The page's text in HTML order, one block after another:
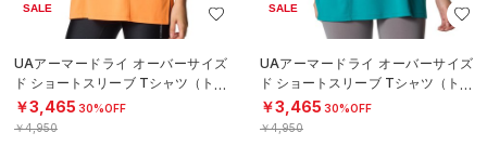
SALE
UAアーマードライ オーバーサイズ
ド ショートスリーブ Tシャツ（トレ
ーニング/WOMEN）
￥3,465 30%OFF
￥4,950
SALE
UAアーマードライ オーバーサイズ
ド ショートスリーブ Tシャツ（トレ
ーニング/WOMEN）
￥3,465 30%OFF
￥4,950